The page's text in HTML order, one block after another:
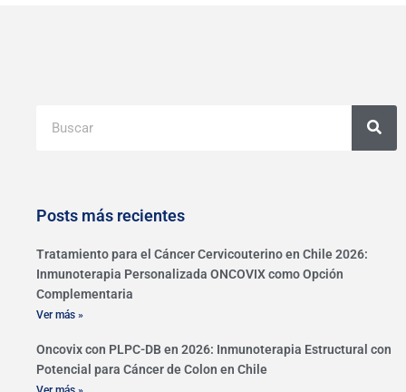
Posts más recientes
Tratamiento para el Cáncer Cervicouterino en Chile 2026:
Inmunoterapia Personalizada ONCOVIX como Opción
Complementaria
Ver más »
Oncovix con PLPC-DB en 2026: Inmunoterapia Estructural con
Potencial para Cáncer de Colon en Chile